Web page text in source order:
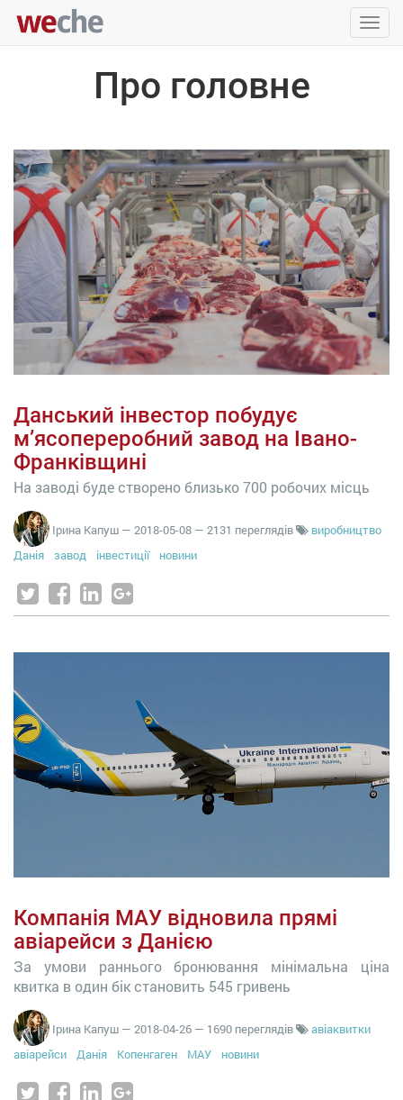
Про головне
Данський інвестор побудує
м’ясопереробний завод на Івано-
Франківщині
На заводі буде створено близько 700 робочих місць
Ірина Капуш — 2018-05-08 — 2131 переглядів
виробництво
Данія
завод інвестиції новини
Компанія МАУ відновила прямі
авіарейси з Данією
За умови раннього бронювання мінімальна ціна
квитка в один бік становить 545 гривень
Ірина Капуш — 2018-04-26 — 1690 переглядів
авіаквитки
авіарейси
Данія Копенгаген МАУ новини